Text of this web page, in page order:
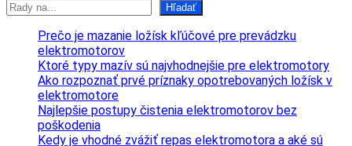
Hľadať
Prečo je mazanie ložísk kľúčové pre prevádzku
elektromotorov
Ktoré typy mazív sú najvhodnejšie pre elektromotory
Ako rozpoznať prvé príznaky opotrebovaných ložísk v
elektromotore
Najlepšie postupy čistenia elektromotorov bez
poškodenia
Kedy je vhodné zvážiť repas elektromotora a aké sú